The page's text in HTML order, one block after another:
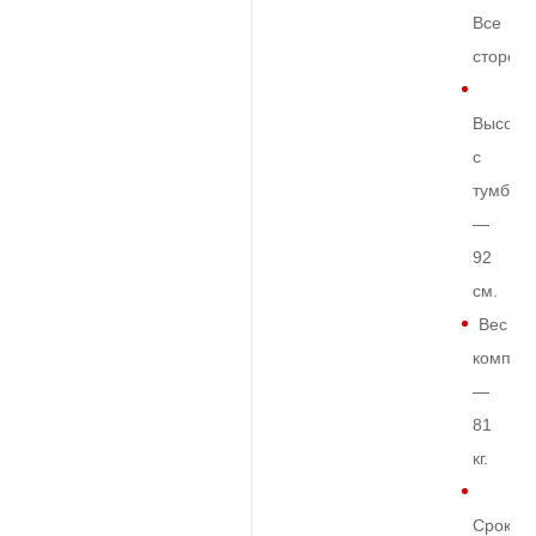
Все
Высота
с
тумбой
—
92
см.
Вес
—
81
кг.
Срок